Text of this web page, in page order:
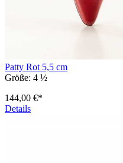
Patty Rot 5,5 cm
Größe: 4 ½
144,00 €*
Details